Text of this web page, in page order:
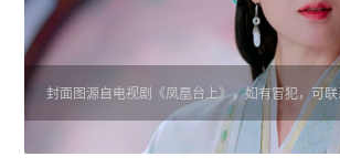
封面图源自电视剧《凤凰台上》，如有冒犯，可